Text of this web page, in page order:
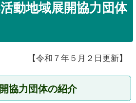
動地域展開協力団体
【令和７年５月２日更新】
協力団体の紹介